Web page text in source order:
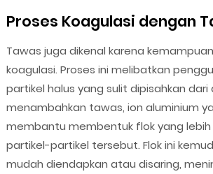
Proses Koagulasi dengan
Tawas juga dikenal karena
koagulasi. Proses ini melibatkan
partikel halus yang sulit dipisahkan dari
menambahkan tawas, ion aluminium
membantu membentuk flok yang lebih
partikel-partikel tersebut. Flok ini
mudah diendapkan atau disaring,